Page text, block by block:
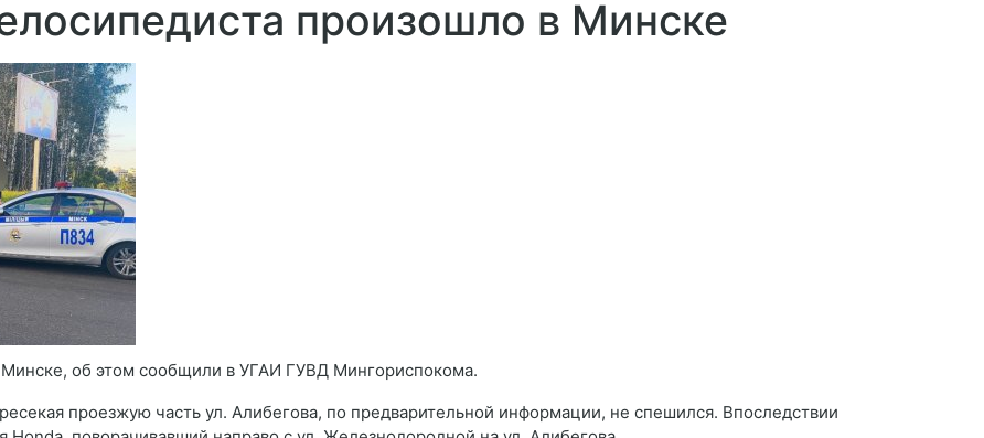
произошло в Минске
об этом сообщили в УГАИ ГУВД Мингориспокома.
проезжую часть ул. Алибегова, по предварительной информации, не спешился. Впоследствии